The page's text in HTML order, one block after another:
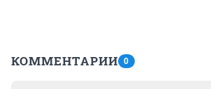
КОММЕНТАРИИ 0